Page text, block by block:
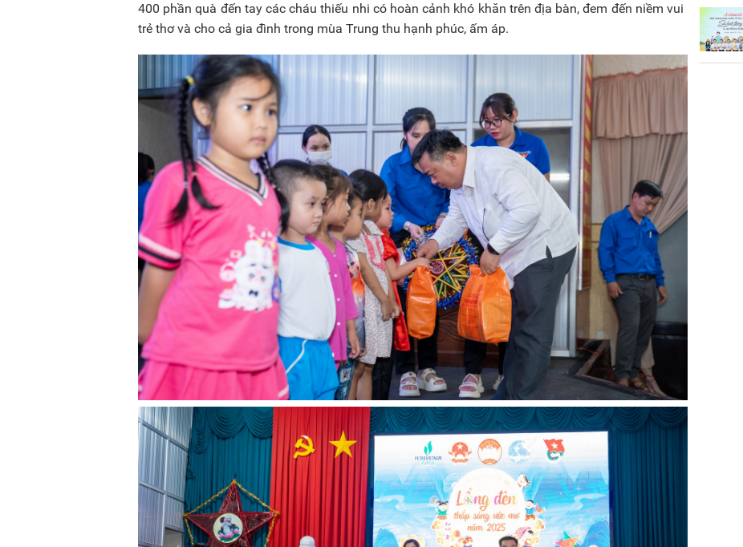
400 phần quà đến tay các cháu thiếu nhi có hoàn cảnh khó khăn trên địa bàn, đem đến niềm vui
trẻ thơ và cho cả gia đình trong mùa Trung thu hạnh phúc, ấm áp.